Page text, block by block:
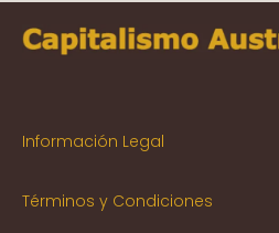
Información Legal
Términos y Condiciones